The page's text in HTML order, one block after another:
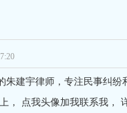
朱建宇律师，专注民事纠
， 点我头像加我联系我，